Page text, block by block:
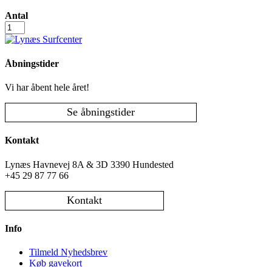
Antal
Dobbelt
kajak
antal
Åbningstider
Vi har åbent hele året!
Se åbningstider
Kontakt
Lynæs Havnevej 8A & 3D 3390 Hundested
+45 29 87 77 66
Kontakt
Info
Tilmeld Nyhedsbrev
Køb gavekort